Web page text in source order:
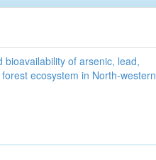
of arsenic, lead,
ecosystem in North-western